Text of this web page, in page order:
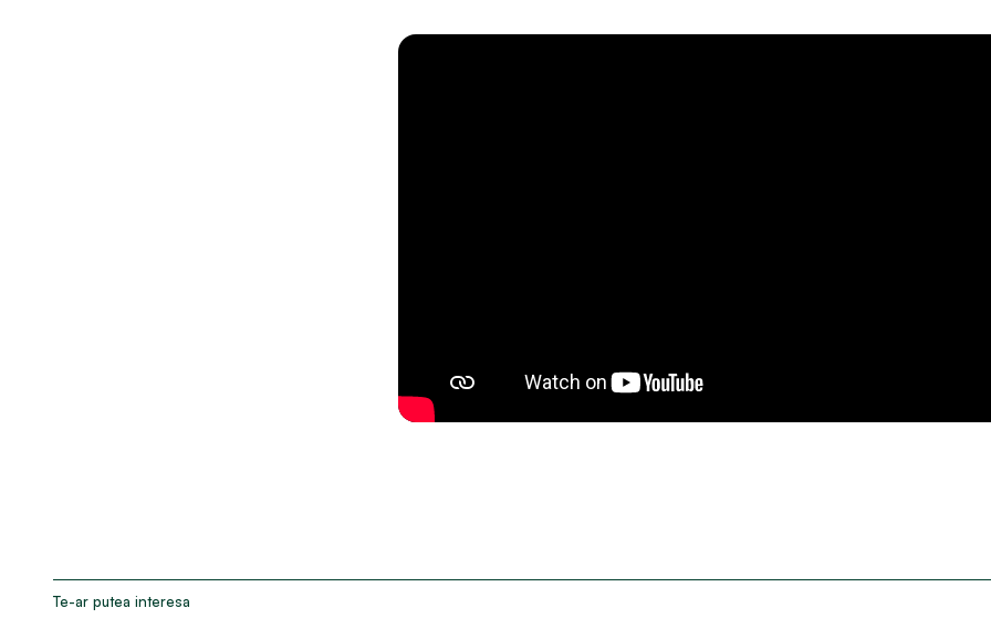
Te-ar putea interesa